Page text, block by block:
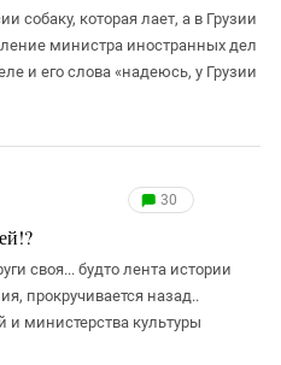
собаку, которая лает, а в Грузии
министра иностранных дел
и его слова «надеюсь, у Грузии
30
своя... будто лента истории
прокручивается назад..
и министерства культуры